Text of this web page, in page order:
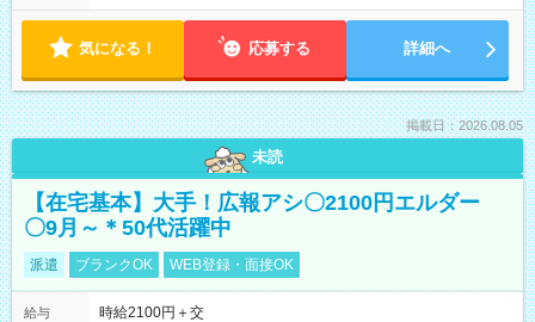
気になる！ 応募する 詳細へ
掲載日：2026.08.05
未読
【在宅基本】大手！広報アシ〇2100円エルダー
〇9月～＊50代活躍中
派遣 ブランクOK WEB登録・面接OK
給与
時給2100円＋交